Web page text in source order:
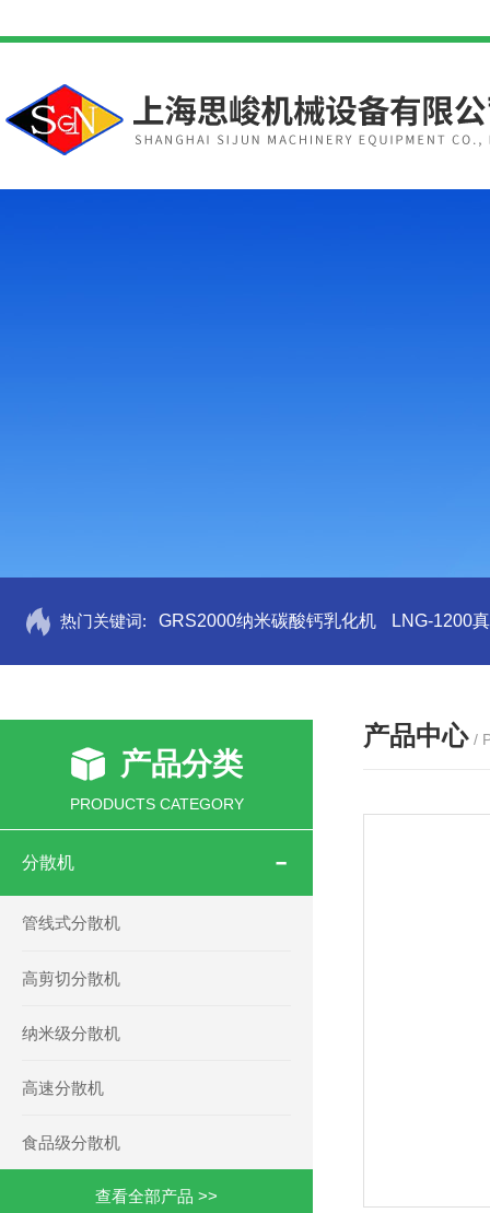
热门关键词: GRS2000纳米碳酸钙乳化机 LNG-1200
产品分类
PRODUCTS CATEGORY
分散机
管线式分散机
高剪切分散机
纳米级分散机
高速分散机
食品级分散机
查看全部产品 >>
产品中心 /